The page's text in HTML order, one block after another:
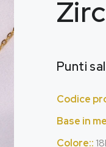
Punti
Codice
Base in
Colore::